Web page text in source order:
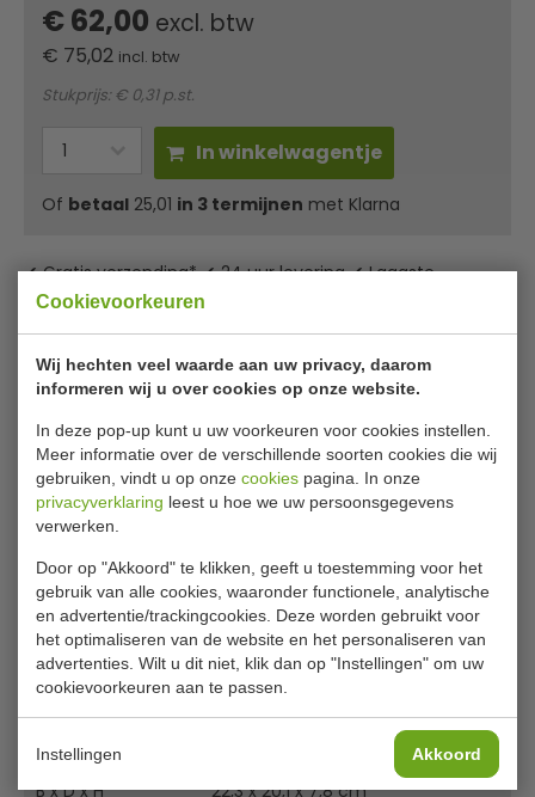
Cookievoorkeuren
Wij hechten veel waarde aan uw privacy, daarom
informeren wij u over cookies op onze website.
In deze pop-up kunt u uw voorkeuren voor cookies instellen.
Meer informatie over de verschillende soorten cookies die wij
gebruiken, vindt u op onze cookies pagina. In onze
privacyverklaring leest u hoe we uw persoonsgegevens
verwerken.
Door op "Akkoord" te klikken, geeft u toestemming voor het
gebruik van alle cookies, waaronder functionele, analytische
en advertentie/trackingcookies. Deze worden gebruikt voor
het optimaliseren van de website en het personaliseren van
advertenties. Wilt u dit niet, klik dan op "Instellingen" om uw
cookievoorkeuren aan te passen.
Instellingen Akkoord
€ 62,00 excl. btw
€ 75,02 incl. btw
Stukprijs: € 0,31 p.st.
In winkelwagentje
Of betaal 25,01 in 3 termijnen met Klarna
✔ Gratis verzending* ✔ 24 uur levering ✔ Laagste
prijsgarantie
Fiesta Green composteerbare bagasse
maaltijddozen
Serveer uw afhaalmaaltijden op milieuvriendelijke wijze
met de composteerbare bagasse voedselbakjes met
twee compartimenten van Fiesta Green. De bakjes zijn
minimale impact hebben op de grondstoffen van de
aarde en bovendien industrieel composteerbaar zijn na
gebruik. Zo verkleint u uw ecologische voetafdruk, gaat er
minder afval naar de stortplaats en komt u tegemoet
aan de toenemende vraag naar milieuvriendelijke
verpakkingen.
Bagasse is bovendien van nature ademend, waardoor uw
gerechten heerlijk krokant blijven. De bakjes hebben een
Lees meer
Specificaties
Model
B x D x H
22,3 x 20,1 x 7,8 cm